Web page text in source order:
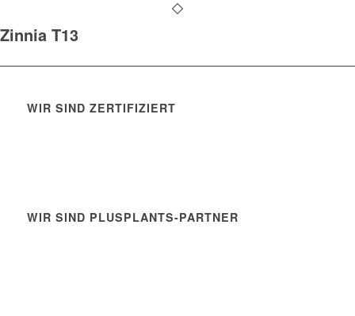
Zinnia T13
WIR SIND ZERTIFIZIERT
WIR SIND PLUSPLANTS-PARTNER